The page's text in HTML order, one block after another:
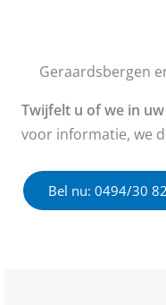
Geraardsbergen
Twijfelt u of we in
voor informatie, we
Bel nu: 0494/30